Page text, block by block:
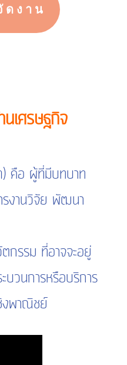
ดงาน
เศรษฐกิจ
คือ ผู้ที่มีบทบาท
รงานวิจัย พัฒนา
ตกรรม ที่อาจจะอยู่
วนการหรือบริการ
งพาณิชย์